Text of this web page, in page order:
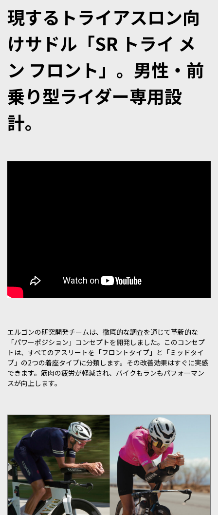
現するトライアスロン向
けサドル「SR トライ メ
ン フロント」。男性・前
乗り型ライダー専用設
計。
エルゴンの研究開発チームは、徹底的な調査を通じて革新的な
「パワーポジション」コンセプトを開発しました。このコンセプ
トは、すべてのアスリートを「フロントタイプ」と「ミッドタイ
プ」の2つの着座タイプに分類します。その改善効果はすぐに実感
できます。筋肉の疲労が軽減され、バイクもランもパフォーマン
スが向上します。